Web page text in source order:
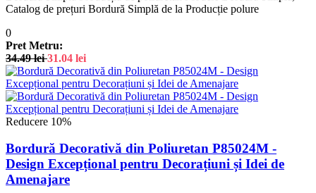
Catalog de prețuri Bordură Simplă de la Producție polure
0
Pret Metru:
34.49lei 31.04 lei
Reducere 10%
Bordură Decorativă din Poliuretan P85024M -
Design Excepțional pentru Decorațiuni și Idei de
Amenajare